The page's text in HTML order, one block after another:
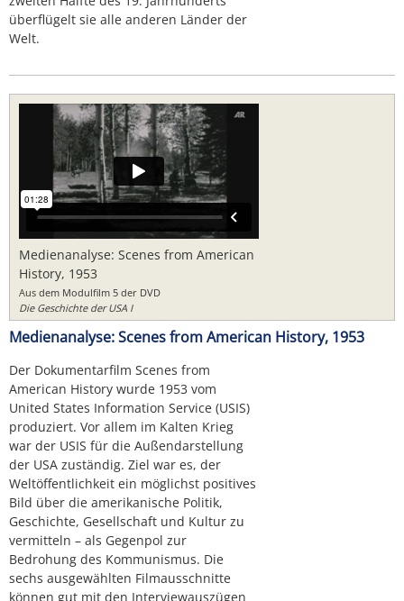
überflügelt sie alle anderen Länder der
Welt.
Medienanalyse: Scenes from American
History, 1953
Aus dem Modulfilm 5 der DVD
Die Geschichte der USA I
Medienanalyse: Scenes from American History, 1953
Der Dokumentarfilm Scenes from
American History wurde 1953 vom
United States Information Service (USIS)
produziert. Vor allem im Kalten Krieg
war der USIS für die Außendarstellung
der USA zuständig. Ziel war es, der
Weltöffentlichkeit ein möglichst positives
Bild über die amerikanische Politik,
Geschichte, Gesellschaft und Kultur zu
vermitteln – als Gegenpol zur
Bedrohung des Kommunismus. Die
sechs ausgewählten Filmausschnitte
können gut mit den Interviewauszügen